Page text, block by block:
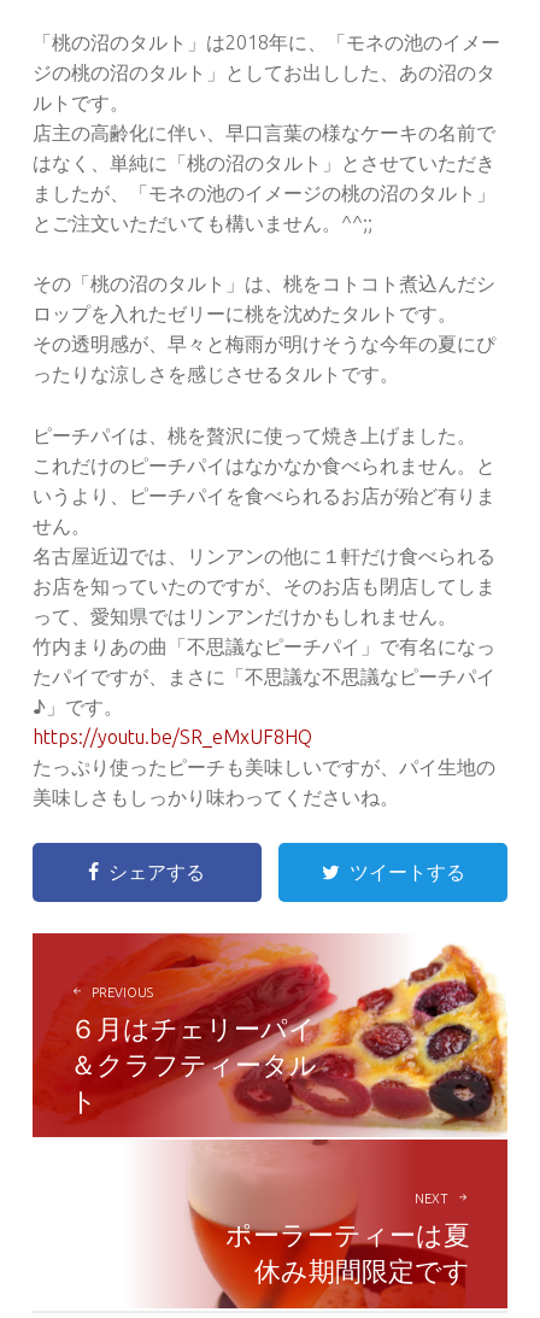
「桃の沼のタルト」は2018年に、「モネの池のイメー
ジの桃の沼のタルト」としてお出しした、あの沼のタ
ルトです。
店主の高齢化に伴い、早口言葉の様なケーキの名前で
はなく、単純に「桃の沼のタルト」とさせていただき
ましたが、「モネの池のイメージの桃の沼のタルト」
とご注文いただいても構いません。^^;;
その「桃の沼のタルト」は、桃をコトコト煮込んだシ
ロップを入れたゼリーに桃を沈めたタルトです。
その透明感が、早々と梅雨が明けそうな今年の夏にぴ
ったりな涼しさを感じさせるタルトです。
ピーチパイは、桃を贅沢に使って焼き上げました。
これだけのピーチパイはなかなか食べられません。と
いうより、ピーチパイを食べられるお店が殆ど有りま
せん。
名古屋近辺では、リンアンの他に１軒だけ食べられる
お店を知っていたのですが、そのお店も閉店してしま
って、愛知県ではリンアンだけかもしれません。
竹内まりあの曲「不思議なピーチパイ」で有名になっ
たパイですが、まさに「不思議な不思議なピーチパイ
♪」です。
https://youtu.be/SR_eMxUF8HQ
たっぷり使ったピーチも美味しいですが、パイ生地の
美味しさもしっかり味わってくださいね。
シェアする ツイートする
POST
NAVIGATION
PREVIOUS
６月はチェリーパイ
＆クラフティータル
ト
NEXT
ポーラーティーは夏
休み期間限定です